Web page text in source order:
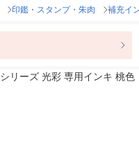
印鑑・スタンプ・朱肉 補充イ